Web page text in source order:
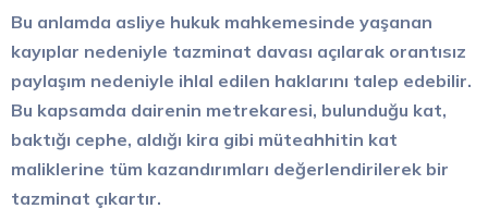
Bu anlamda asliye hukuk mahkemesinde yaşanan
kayıplar nedeniyle tazminat davası açılarak orantısız
paylaşım nedeniyle ihlal edilen haklarını talep edebilir.
Bu kapsamda dairenin metrekaresi, bulunduğu kat,
baktığı cephe, aldığı kira gibi müteahhitin kat
maliklerine tüm kazandırımları değerlendirilerek bir
tazminat çıkartır.